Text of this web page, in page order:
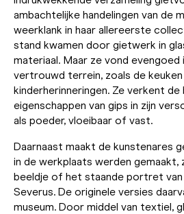
ambachtelijke handelingen van de
weerklank in haar allereerste
stand kwamen door gietwerk in
materiaal. Maar ze vond
vertrouwd terrein, zoals de
kinderherinneringen. Ze verkent de
eigenschappen van gips in zijn
als poeder, vloeibaar of vast.
Daarnaast maakt de kunstenares
in de werkplaats werden gemaakt,
beeldje of het staande portret van
Severus. De originele versies
museum. Door middel van textiel,